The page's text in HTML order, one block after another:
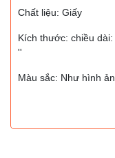
Chất liệu: Giấy
Kích thước: chiều
''
Màu sắc: Như hình